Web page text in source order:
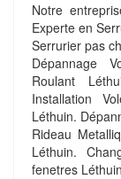
Notre
Experte en
Serrurier pas
Dépannage
Roulant
Installation
Léthuin.
Rideau
Léthuin.
fenetres